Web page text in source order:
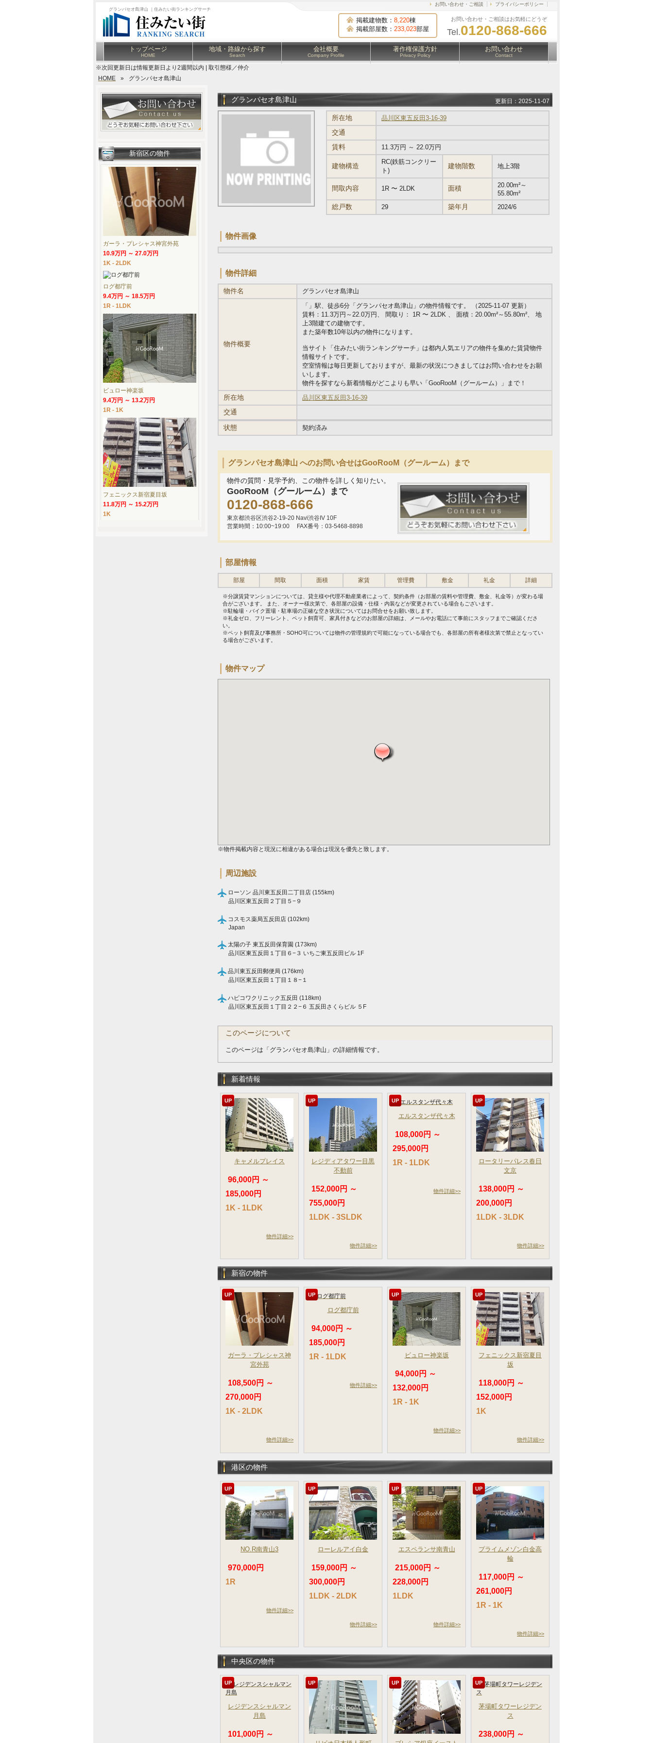
グランパセオ島津山 ｜住みたい街ランキングサーチ
掲載建物数： 8,220棟
掲載部屋数： 233,023部屋
お問い合わせ・ご相談はお気軽にどうぞ
Tel.0120-868-666
お問い合わせ・ご相談 プライバシーポリシー
トップページ
HOME
地域・路線から探す
Search
会社概要
Company Profile
著作権保護方針
Privacy Policy
お問い合わせ
Contact
※次回更新日は情報更新日より2週間以内 | 取引態様／仲介
HOME
» グランパセオ島津山
グランパセオ島津山 更新日：2025-11-07
所在地 品川区東五反田3-16-39
交通
賃料
11.3万円 ～ 22.0万円
建物構造
RC(鉄筋コンクリー
ト)
建物階数 地上3階
間取内容 1R 〜 2LDK 面積
20.00m²～
55.80m²
総戸数 29 築年月 2024/6
物件画像
物件詳細
物件名 グランパセオ島津山
物件概要
「 」駅、徒歩6分「グランパセオ島津山」の物件情報です。 （2025-11-07 更新）
賃料：11.3万円～22.0万円、 間取り： 1R 〜 2LDK 、 面積：20.00m²～55.80m²、 地
上3階建ての建物です。
また築年数10年以内の物件になります。
当サイト「住みたい街ランキングサーチ」は都内人気エリアの物件を集めた賃貸物件
情報サイトです。
空室情報は毎日更新しておりますが、最新の状況につきましてはお問い合わせをお願
いします。
物件を探すなら新着情報がどこよりも早い「GooRooM（グールーム）」まで！
所在地 品川区東五反田3-16-39
交通
状態
契約済み
グランパセオ島津山 へのお問い合せはGooRooM（グールーム）まで
物件の質問・見学予約、この物件を詳しく知りたい。
GooRooM（グールーム）まで
0120-868-666
東京都渋谷区渋谷2-19-20 Navi渋谷IV 10F
営業時間：10:00~19:00
FAX番号：03-5468-8898
部屋情報
部屋 間取 面積 家賃 管理費 敷金 礼金 詳細
※分譲賃貸マンションについては、貸主様や代理不動産業者によって、契約条件（お部屋の賃料や管理費、敷金、礼金等）が変わる場
合がございます。 また、オーナー様次第で、各部屋の設備・仕様・内装などが変更されている場合もございます。
※駐輪場・バイク置場・駐車場の正確な空き状況についてはお問合せをお願い致します。
※礼金ゼロ、フリーレント、ペット飼育可、家具付きなどのお部屋の詳細は、メールやお電話にて事前にスタッフまでご確認くださ
い。
※ペット飼育及び事務所・SOHO可については物件の管理規約で可能になっている場合でも、各部屋の所有者様次第で禁止となってい
る場合がございます。
物件マップ
※物件掲載内容と現況に相違がある場合は現況を優先と致します。
周辺施設
ローソン 品川東五反田二丁目店 (155km)
品川区東五反田２丁目５−９
コスモス薬局五反田店 (102km)
Japan
太陽の子 東五反田保育園 (173km)
品川区東五反田１丁目６−３ いちご東五反田ビル 1F
品川東五反田郵便局 (176km)
品川区東五反田１丁目１８−１
ハピコワクリニック五反田 (118km)
品川区東五反田１丁目２２−６ 五反田さくらビル ５F
このページについて
このページは「グランパセオ島津山」の詳細情報です。
新着情報
UP
キャメルプレイス
96,000円 ～
185,000円
1K - 1LDK
物件詳細>>
UP
レジディアタワー目黒
不動前
152,000円 ～
755,000円
1LDK - 3SLDK
物件詳細>>
UP
エルスタンザ代々木
108,000円 ～
295,000円
1R - 1LDK
物件詳細>>
UP
ロータリーパレス春日
文京
138,000円 ～
200,000円
1LDK - 3LDK
物件詳細>>
新宿の物件
UP
ガーラ・プレシャス神
宮外苑
108,500円 ～
270,000円
1K - 2LDK
物件詳細>>
UP
ログ都庁前
94,000円 ～
185,000円
1R - 1LDK
物件詳細>>
UP
ビュロー神楽坂
94,000円 ～
132,000円
1R - 1K
物件詳細>>
UP
フェニックス新宿夏目
坂
118,000円 ～
152,000円
1K
物件詳細>>
港区の物件
UP
NO.R南青山3
970,000円
1R
物件詳細>>
UP
ローレルアイ白金
159,000円 ～
300,000円
1LDK - 2LDK
物件詳細>>
UP
エスペランサ南青山
215,000円 ～
228,000円
1LDK
物件詳細>>
UP
プライムメゾン白金高
輪
117,000円 ～
261,000円
1R - 1K
物件詳細>>
中央区の物件
UP
レジデンスシャルマン
月島
101,000円 ～
UP UP UP
茅場町タワーレジデン
ス
238,000円 ～
新宿区の物件
ガーラ・プレシャス神宮外苑
10.9万円 ～ 27.0万円
1K - 2LDK
ログ都庁前
9.4万円 ～ 18.5万円
1R - 1LDK
ビュロー神楽坂
9.4万円 ～ 13.2万円
1R - 1K
フェニックス新宿夏目坂
11.8万円 ～ 15.2万円
1K